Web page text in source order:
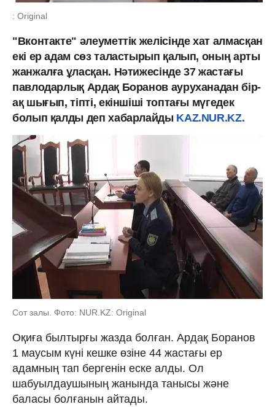
: Original
"Вконтакте" әлеуметтік желісінде хат алмасқан
екі ер адам сөз таластырып қалып, оның арты
жанжалға ұласқан. Нәтижесінде 37 жастағы
павлодарлық Ардақ Боранов ауруханадан бір-
ақ шығып, тіпті, екіншіші топтағы мүгедек
болып қалды деп хабарлайды KAZ.NUR.KZ.
Сот залы. Фото: NUR.KZ: Original
Оқиға былтырғы жазда болған. Ардақ Боранов
1 маусым күні кешке өзіне 44 жастағы ер
адамның тап бергенін еске алды. Ол
шабуылдаушының жанында танысы және
баласы болғанын айтады.